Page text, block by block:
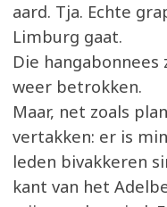
aard. Tja. Echte
Limburg gaat.
Die
weer betrokken.
Maar, net zoals
vertakken: er is
leden bivakkeren
kant van het